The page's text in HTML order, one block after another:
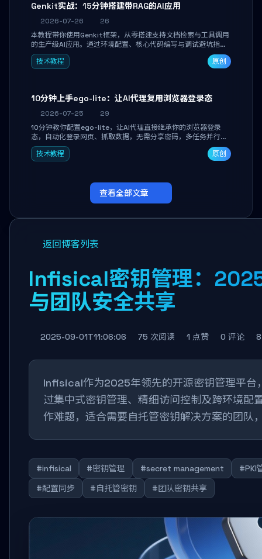
Genkit实战：15分钟搭建带RAG的AI应用
2026-07-26
26
本教程带你使用Genkit框架，从零搭建支持文档检索与工具调用
的生产级AI应用。通过环境配置、核心代码编写与调试避坑指
南，学完即可掌握多模型切换、RAG管道构建及函数调用注册，
独立开发高效AI智能体。
技术教程 原创
10分钟上手ego-lite：让AI代理复用浏览器登录态
2026-07-25
29
10分钟教你配置ego-lite，让AI代理直接继承你的浏览器登录
态，自动化登录网页、抓取数据，无需分享密码，多任务并行不
干扰日常使用。
技术教程
原创
查看全部文章
返回博客列表
Infisical密钥管理：
与团队安全共享
2025-09-01T11:06:06 75 次阅读 1 点赞 0 评论
Infisical作为2025年领先的开源密钥管理平台
过集中式密钥管理、精细访问控制及跨环境配
作难题，适合需要自托管密钥解决方案的团队
#infisical #密钥管理 #secret management
#PKI
#配置同步
#自托管密钥 #团队密钥共享